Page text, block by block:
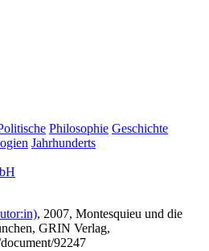
Philosophie Geschichte
Jahrhunderts
, 2007, Montesquieu und die
GRIN Verlag,
92247